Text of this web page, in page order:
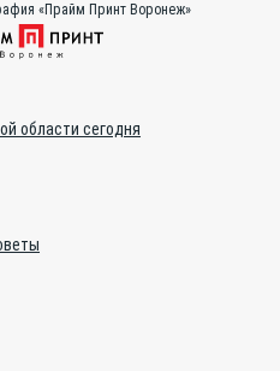
«Прайм Принт Воронеж»
области сегодня